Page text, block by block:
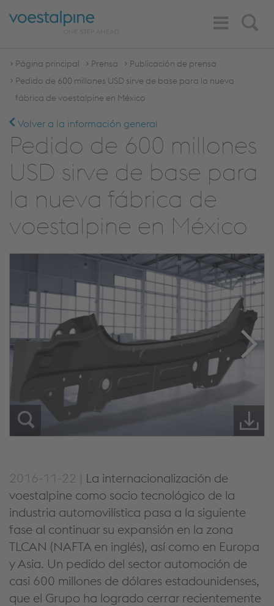
Search
Toggle
Navigation
Página principal Prensa
Publicación de prensa
Pedido de 600 millones USD sirve de base para la nueva
fábrica de voestalpine en México
Volver a la información general
Pedido de 600 millones
USD sirve de base para
la nueva fábrica de
voestalpine en México
2016-11-22 | La internacionalización de
voestalpine como socio tecnológico de la
industria automovilística pasa a la siguiente
fase al continuar su expansión en la zona
TLCAN (NAFTA en inglés), así como en Europa
y Asia. Un pedido del sector automoción de
casi 600 millones de dólares estadounidenses,
que el Grupo ha logrado cerrar recientemente